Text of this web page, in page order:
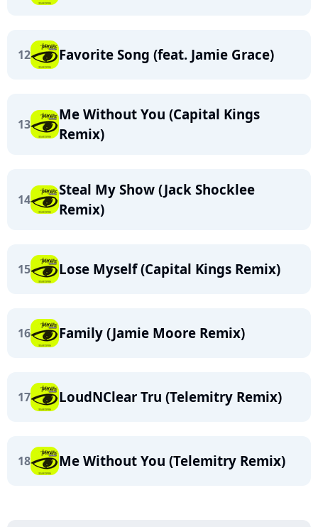
12 Favorite Song (feat. Jamie Grace)
13
Me Without You (Capital Kings
Remix)
14
Steal My Show (Jack Shocklee
Remix)
15 Lose Myself (Capital Kings Remix)
16 Family (Jamie Moore Remix)
17 LoudNClear Tru (Telemitry Remix)
18 Me Without You (Telemitry Remix)